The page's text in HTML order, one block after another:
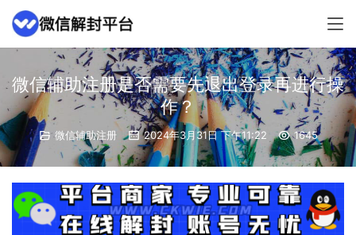
微信辅助注册是否需要先退出登录再进行操
作？
微信辅助注册 2024年3月31日 下午11:22 1645